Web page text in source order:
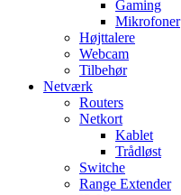
Gaming
Mikrofoner
Højttalere
Webcam
Tilbehør
Netværk
Routers
Netkort
Kablet
Trådløst
Switche
Range Extender